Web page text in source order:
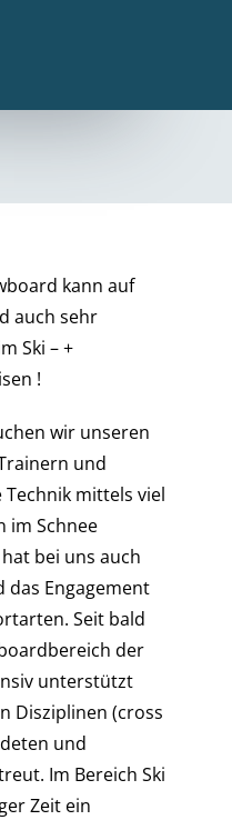
kann auf
auch sehr
Ski – +
!
wir unseren
und
mittels viel
im Schnee
bei uns auch
das Engagement
Seit bald
der
unterstützt
Disziplinen (cross
und
Im Bereich Ski
Zeit ein